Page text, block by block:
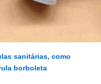
sanitárias, como
borboleta